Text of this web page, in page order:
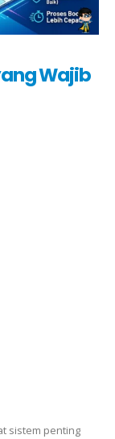
Wajib
sistem penting